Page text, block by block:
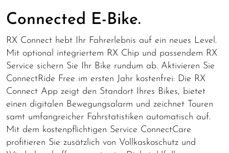
Connected E-Bike.
RX Connect hebt Ihr Fahrerlebnis auf ein neues Level.
Mit optional integriertem RX Chip und passendem RX
Service sichern Sie Ihr Bike rundum ab. Aktivieren Sie
ConnectRide Free im ersten Jahr kostenfrei: Die RX
Connect App zeigt den Standort Ihres Bikes, bietet
einen digitalen Bewegungsalarm und zeichnet Touren
samt umfangreicher Fahrstatistiken automatisch auf.
Mit dem kostenpflichtigen Service ConnectCare
profitieren Sie zusätzlich von Vollkaskoschutz und